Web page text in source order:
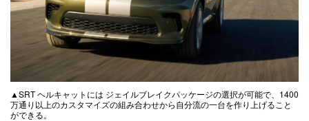
▲SRT ヘルキャットには ジェイルブレイクパッケージの選択が可能で、1400
万通り以上のカスタマイズの組み合わせから自分流の一台を作り上げること
ができる。